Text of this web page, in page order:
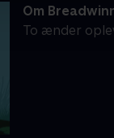
Om
To ænder